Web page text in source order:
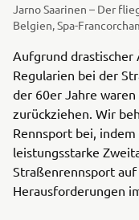
Jarno Saarinen – Der
Belgien, Spa-
Aufgrund drastischer
Regularien bei der
der 60er Jahre
zurückziehen. Wir
Rennsport bei,
leistungsstarke
Straßenrennsport
Herausforderungen